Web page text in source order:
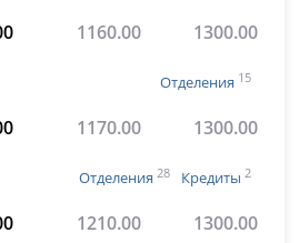
1160.00 1300.00
Отделения 15
1170.00 1300.00
Отделения 28 Кредиты 2
1210.00 1300.00